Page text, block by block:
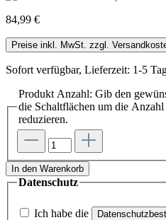
84,99 €
Preise inkl. MwSt. zzgl.
Sofort verfügbar, Lieferzeit: 1-5
Produkt Anzahl: Gib den
die Schaltflächen um die
reduzieren.
In den Warenkorb
Datenschutz
Ich habe die